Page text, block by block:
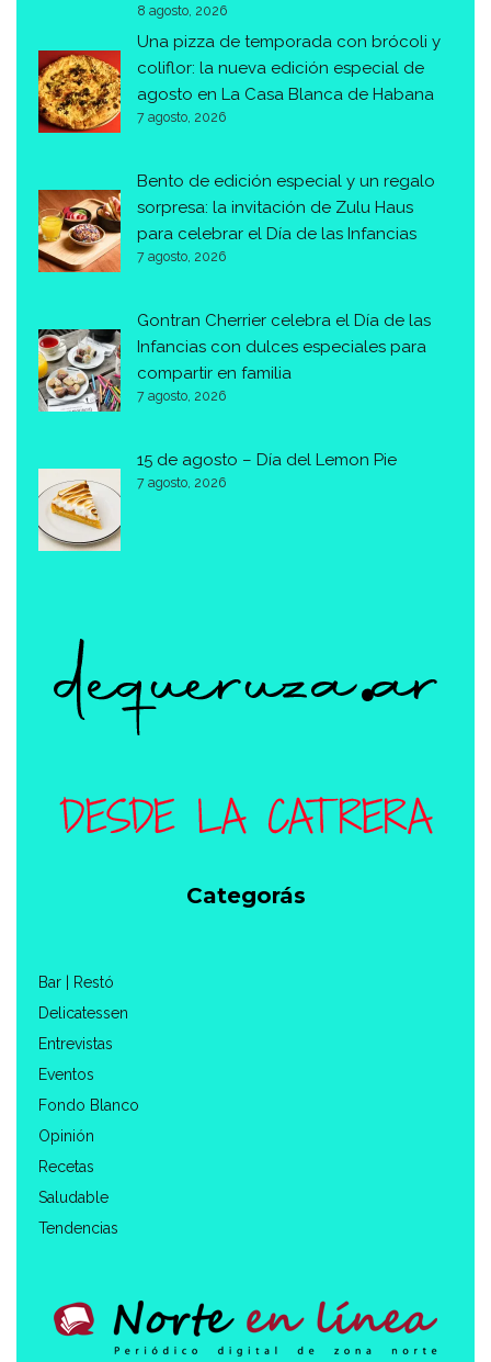
8 agosto, 2026
Una pizza de temporada con brócoli y
coliflor: la nueva edición especial de
agosto en La Casa Blanca de Habana
7 agosto, 2026
Bento de edición especial y un regalo
sorpresa: la invitación de Zulu Haus
para celebrar el Día de las Infancias
7 agosto, 2026
Gontran Cherrier celebra el Día de las
Infancias con dulces especiales para
compartir en familia
7 agosto, 2026
15 de agosto – Día del Lemon Pie
7 agosto, 2026
Categorás
Bar | Restó
Delicatessen
Entrevistas
Eventos
Fondo Blanco
Opinión
Recetas
Saludable
Tendencias